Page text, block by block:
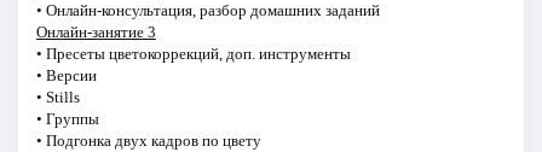
• Онлайн-консультация, разбор домашних заданий
Онлайн-занятие 3
• Пресеты цветокоррекций, доп. инструменты
• Версии
• Stills
• Группы
• Подгонка двух кадров по цвету